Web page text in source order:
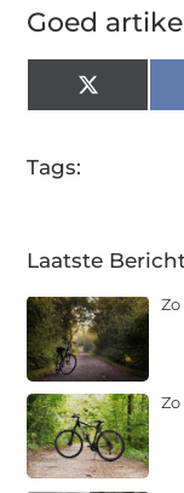
Goed
X
Tags:
Laatste